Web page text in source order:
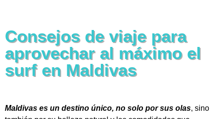
Consejos de viaje para
aprovechar al máximo el
surf en Maldivas
Maldivas es un destino único, no solo por sus olas, sino